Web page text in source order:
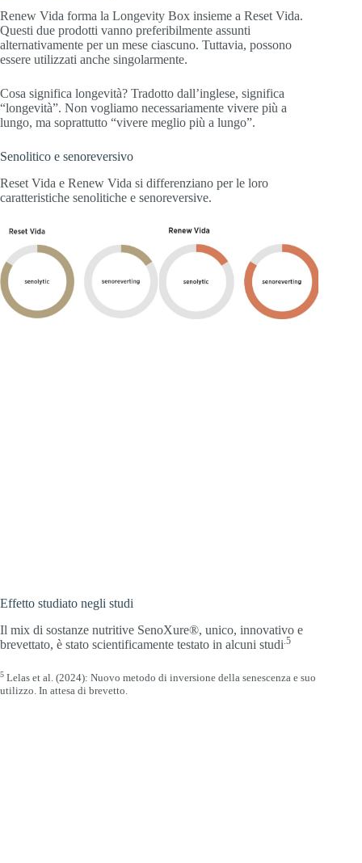
Renew Vida forma la Longevity Box insieme a Reset Vida.
Questi due prodotti vanno preferibilmente assunti
alternativamente per un mese ciascuno. Tuttavia, possono
essere utilizzati anche singolarmente.
Cosa significa longevità? Tradotto dall’inglese, significa
“longevità”. Non vogliamo necessariamente vivere più a
lungo, ma soprattutto “vivere meglio più a lungo”.
Senolitico e senoreversivo
Reset Vida e Renew Vida si differenziano per le loro
caratteristiche senolitiche e senoreversive.
Effetto studiato negli studi
Il mix di sostanze nutritive SenoXure®, unico, innovativo e
brevettato, è stato scientificamente testato in alcuni studi.5
5 Lelas et al. (2024): Nuovo metodo di inversione della senescenza e suo
utilizzo. In attesa di brevetto.